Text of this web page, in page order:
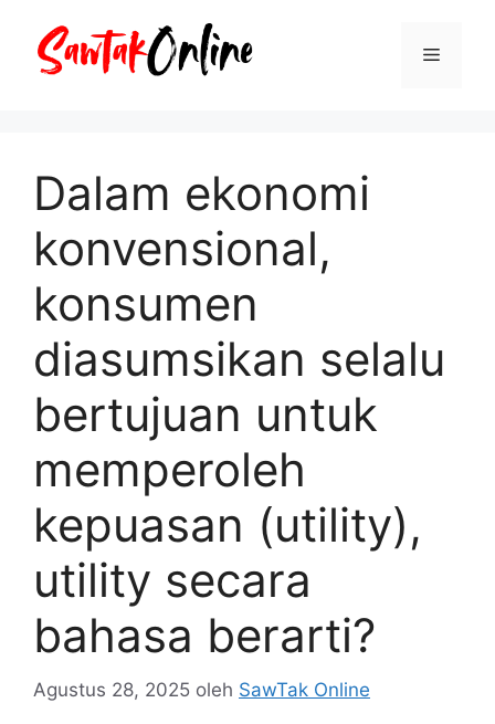
Menu
Dalam ekonomi
konvensional,
konsumen
diasumsikan selalu
bertujuan untuk
memperoleh
kepuasan (utility),
utility secara
bahasa berarti?
Agustus 28, 2025 oleh SawTak Online